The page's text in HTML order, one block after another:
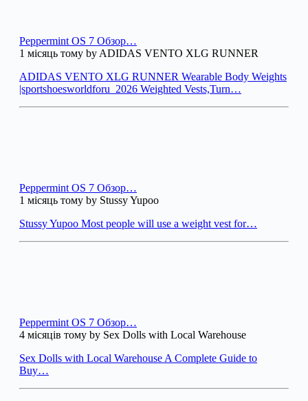
Peppermint OS 7 Обзор…
1 місяць тому by ADIDAS VENTO XLG RUNNER
ADIDAS VENTO XLG RUNNER Wearable Body Weights
|sportshoesworldforu_2026 Weighted Vests,Turn…
Peppermint OS 7 Обзор…
1 місяць тому by Stussy Yupoo
Stussy Yupoo Most people will use a weight vest for…
Peppermint OS 7 Обзор…
4 місяців тому by Sex Dolls with Local Warehouse
Sex Dolls with Local Warehouse A Complete Guide to
Buy…